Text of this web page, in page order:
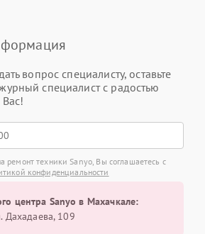
вопрос специалисту, оставьте
специалист с радостью
Вас!
ремонт техники Sanyo, Вы соглашаетесь с
конфиденциальности
центра Sanyo в Махачкале:
Дахадаева, 109